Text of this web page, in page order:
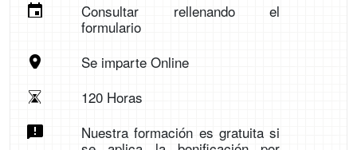
Consultar rellenando el
formulario
Se imparte Online
120 Horas
Nuestra formación es gratuita si